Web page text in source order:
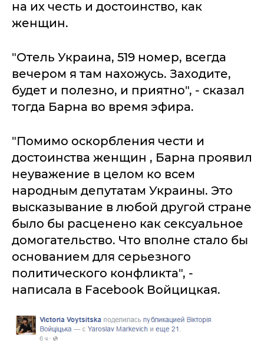
на их честь и достоинство, как
женщин.
"Отель Украина, 519 номер, всегда
вечером я там нахожусь. Заходите,
будет и полезно, и приятно", - сказал
тогда Барна во время эфира.
"Помимо оскорбления чести и
достоинства женщин , Барна проявил
неуважение в целом ко всем
народным депутатам Украины. Это
высказывание в любой другой стране
было бы расценено как сексуальное
домогательство. Что вполне стало бы
основанием для серьезного
политического конфликта", -
написала в Facebook Войцицкая.